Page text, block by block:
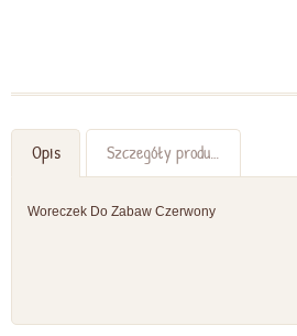
Opis Szczegóły produktu
Woreczek Do Zabaw Czerwony